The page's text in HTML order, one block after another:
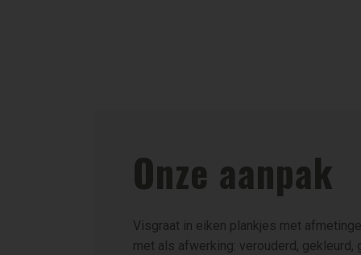
Onze aanpak
Visgraat in eiken plankjes met
met als afwerking: verouderd, gekleurd,